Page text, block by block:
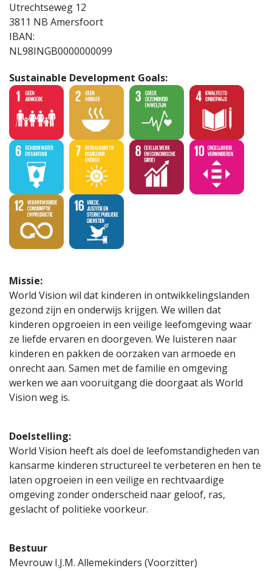
Utrechtseweg 12
3811 NB Amersfoort
IBAN:
NL98INGB0000000099
Sustainable Development Goals:
Missie:
World Vision wil dat kinderen in ontwikkelingslanden
gezond zijn en onderwijs krijgen. We willen dat
kinderen opgroeien in een veilige leefomgeving waar
ze liefde ervaren en doorgeven. We luisteren naar
kinderen en pakken de oorzaken van armoede en
onrecht aan. Samen met de familie en omgeving
werken we aan vooruitgang die doorgaat als World
Vision weg is.
Doelstelling:
World Vision heeft als doel de leefomstandigheden van
kansarme kinderen structureel te verbeteren en hen te
laten opgroeien in een veilige en rechtvaardige
omgeving zonder onderscheid naar geloof, ras,
geslacht of politieke voorkeur.
Bestuur
Mevrouw I.J.M. Allemekinders (Voorzitter)